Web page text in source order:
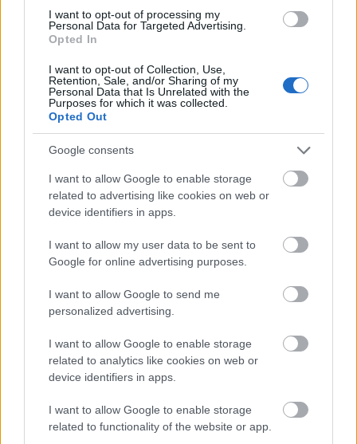
I want to opt-out of processing my
Personal Data for Targeted Advertising.
Opted In
I want to opt-out of Collection, Use,
Retention, Sale, and/or Sharing of my
Personal Data that Is Unrelated with the
Purposes for which it was collected.
Opted Out
Google consents
I want to allow Google to enable storage
related to advertising like cookies on web or
device identifiers in apps.
I want to allow my user data to be sent to
Google for online advertising purposes.
I want to allow Google to send me
personalized advertising.
I want to allow Google to enable storage
related to analytics like cookies on web or
device identifiers in apps.
I want to allow Google to enable storage
related to functionality of the website or app.